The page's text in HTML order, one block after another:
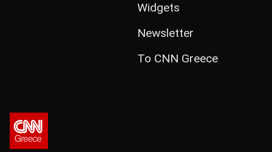
Widgets
Newsletter
Το CNN Greece